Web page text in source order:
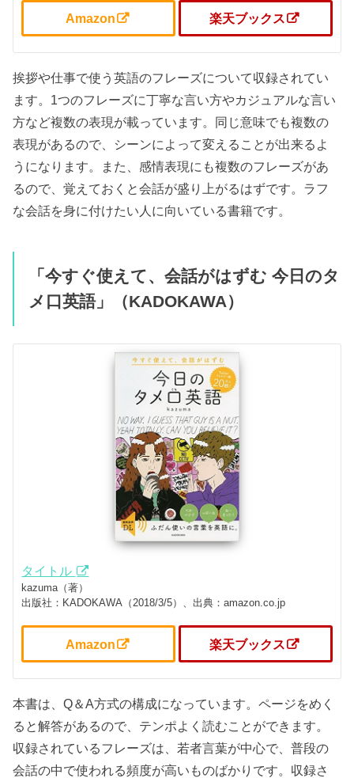
Amazon 楽天ブックス
挨拶や仕事で使う英語のフレーズについて収録されてい
ます。1つのフレーズに丁寧な言い方やカジュアルな言い
方など複数の表現が載っています。同じ意味でも複数の
表現があるので、シーンによって変えることが出来るよ
うになります。また、感情表現にも複数のフレーズがあ
るので、覚えておくと会話が盛り上がるはずです。ラフ
な会話を身に付けたい人に向いている書籍です。
「今すぐ使えて、会話がはずむ 今日のタ
メ口英語」（KADOKAWA）
タイトル
kazuma（著）
出版社：KADOKAWA（2018/3/5）、出典：amazon.co.jp
Amazon 楽天ブックス
本書は、Q＆A方式の構成になっています。ページをめく
ると解答があるので、テンポよく読むことができます。
収録されているフレーズは、若者言葉が中心で、普段の
会話の中で使われる頻度が高いものばかりです。収録さ